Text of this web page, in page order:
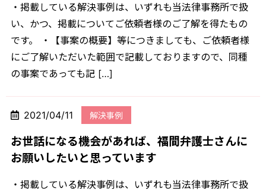
・掲載している解決事例は、いずれも当法律事務所で扱
い、かつ、掲載についてご依頼者様のご了解を得たもの
です。 ・【事案の概要】等につきましても、ご依頼者様
にご了解いただいた範囲で記載しておりますので、同種
の事案であっても記 […]
2021/04/11 解決事例
お世話になる機会があれば、福間弁護士さんに
お願いしたいと思っています
・掲載している解決事例は、いずれも当法律事務所で扱